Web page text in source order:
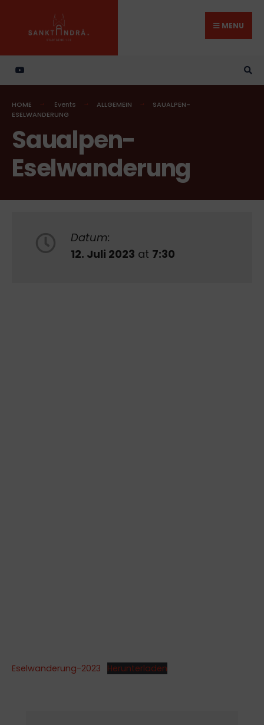
content
MENU
HOME Events ALLGEMEIN
SAUALPEN-
ESELWANDERUNG
Saualpen-
Eselwanderung
Datum:
12. Juli 2023 at 7:30
Eselwanderung-2023 Herunterladen